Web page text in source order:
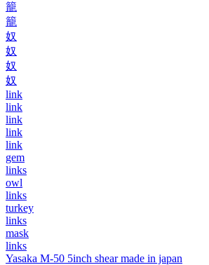
籠
籠
奴
奴
奴
奴
link
link
link
link
link
gem
links
owl
links
turkey
links
mask
links
Yasaka M-50 5inch shear made in japan